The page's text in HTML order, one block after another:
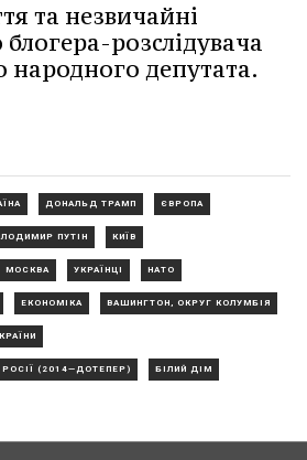
та незвичайні
розслідувача
депутата.
ДОНАЛЬД ТРАМП ЄВРОПА
ПУТІН КИЇВ
МОСКВА УКРАЇНЦІ НАТО
ЕКОНОМІКА ВАШИНГТОН, ОКРУГ КОЛУМБІЯ
(2014—ДОТЕПЕР) БІЛИЙ ДІМ